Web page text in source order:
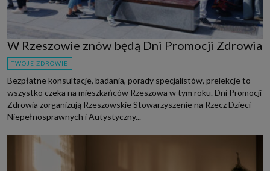
W Rzeszowie znów będą Dni Promocji Zdrowia
TWOJE ZDROWIE
Bezpłatne konsultacje, badania, porady specjalistów, prelekcje to
wszystko czeka na mieszkańców Rzeszowa w tym roku. Dni Promocji
Zdrowia zorganizują Rzeszowskie Stowarzyszenie na Rzecz Dzieci
Niepełnosprawnych i Autystyczny...